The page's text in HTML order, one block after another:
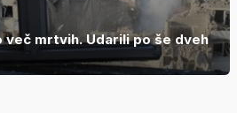
več mrtvih. Udarili po še dveh